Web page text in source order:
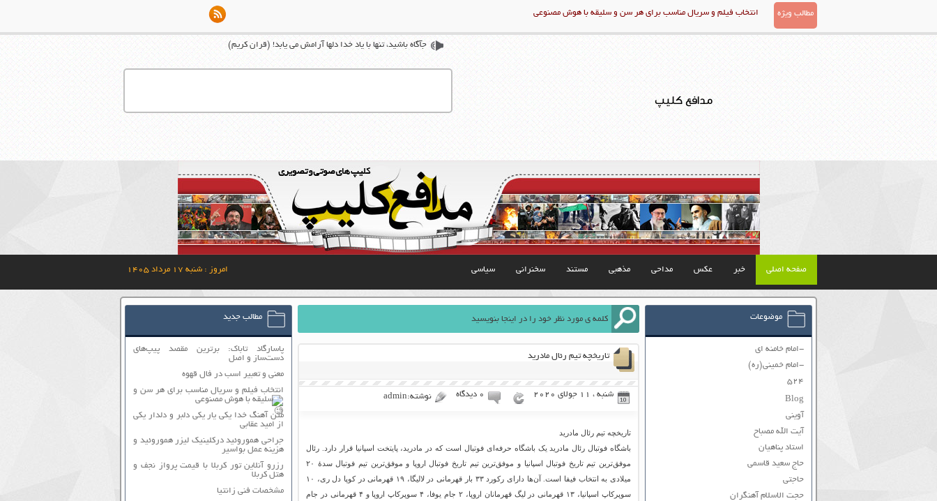
مطالب ویژه انتخاب فیلم و سریال مناسب برای هر سن و سلیقه با هوش مصنوعی
مدافع کلیپ
جآگاه باشيد، تنها با ياد خدا دلها آرامش می ‏يابد! (قران کریم)
صفحه اصلی خبر عکس مداحی مذهبی مستند سخنرانی سیاسی امروز : شنبه ۱۷ مرداد ۱۴۰۵
تاریخچه تیم رئال مادرید
شنبه ، 11 جولای 2020 ۰ دیدگاه نوشته:admin
تاریخچه تیم رئال مادرید
باشگاه فوتبال رئال مادرید یک باشگاه حرفه‌ای فوتبال است که در مادرید، پایتخت اسپانیا قرار دارد. رئال
موفق‌ترین تیم تاریخ فوتبال اسپانیا و موفق‌ترین تیم تاریخ فوتبال اروپا و موفق‌ترین تیم فوتبال سدهٔ ۲۰
میلادی به انتخاب فیفا است. آن‌ها دارای رکورد ۳۳ بار قهرمانی در لالیگا، ۱۹ قهرمانی در کوپا دل ری، ۱۰
سوپرکاپ اسپانیا، ۱۳ قهرمانی در لیگ قهرمانان اروپا، ۲ جام یوفا، ۴ سوپرکاپ اروپا و ۴ قهرمانی در جام
موضوعات
-امام خامنه ای
-امام خمینی(ره)
۵۲۴
Blog
آوینی
آیت الله مصباح
استاد پناهیان
حاج سعید قاسمی
حاجتی
حجت الاسلام آهنگران
مطالب جدید
پاسارگاد تاباک: برترین مقصد پیپ‌های
دست‌ساز و اصل
معنی و تعبیر اسب در فال قهوه
انتخاب فیلم و سریال مناسب برای هر سن و
سلیقه با هوش مصنوعی
متن آهنگ خدا یکی یار یکی دلبر و دلدار یکی
از امید عقابی
جراحی هموروئید درکلینیک لیزر هموروئید و
هزینه عمل بواسیر
رزرو آنلاین تور کربلا با قیمت پرواز نجف و
هتل کربلا
مشخصات فنی زانتیا